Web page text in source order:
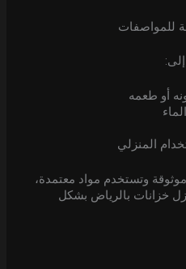
للمواصفات
أو طعمه
المنزلي
وتستخدم مواد معتمدة،
خزانات بالرياض بشكل